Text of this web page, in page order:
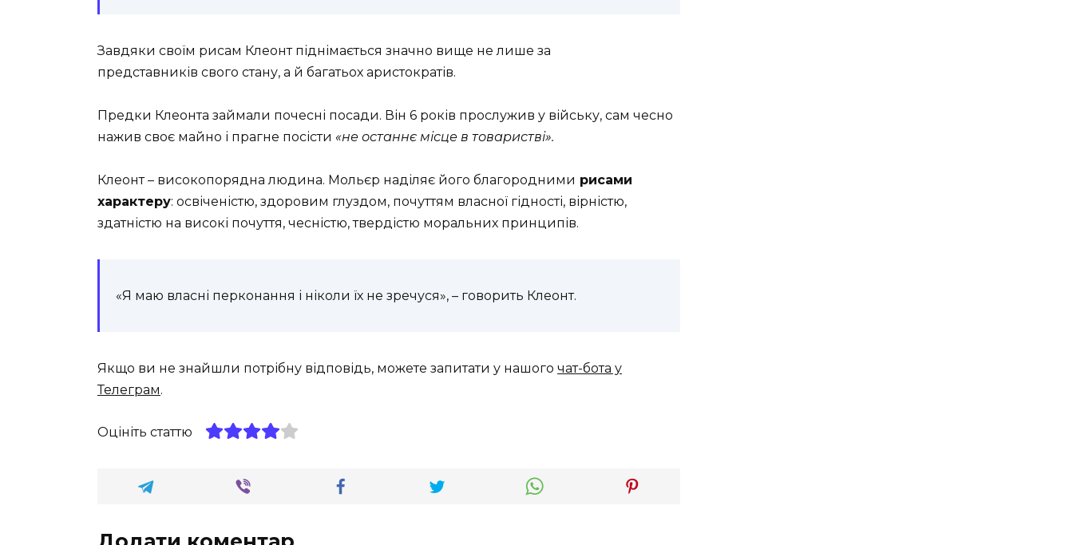
Завдяки своїм рисам Клеонт піднімається значно вище не лише за
представників свого стану, а й багатьох аристократів.
Предки Клеонта займали почесні посади. Він 6 років прослужив у війську, сам чесно
нажив своє майно і прагне посісти «не останнє місце в товаристві».
Клеонт – високопорядна людина. Мольєр наділяє його благородними рисами
характеру: освіченістю, здоровим глуздом, почуттям власної гідності, вірністю,
здатністю на високі почуття, чесністю, твердістю моральних принципів.
«Я маю власні перконання і ніколи їх не зречуся», – говорить Клеонт.
Якщо ви не знайшли потрібну відповідь, можете запитати у нашого чат-бота у
Телеграм.
Оцініть статтю